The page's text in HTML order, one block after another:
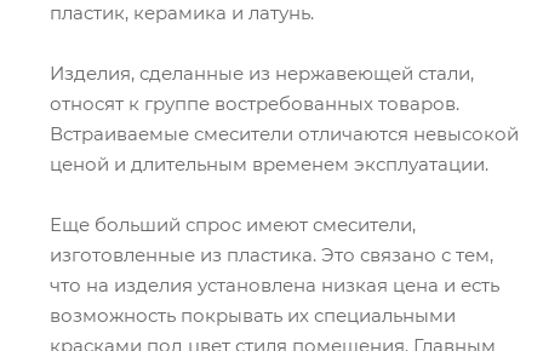
пластик, керамика и латунь.
Изделия, сделанные из нержавеющей стали,
относят к группе востребованных товаров.
Встраиваемые смесители отличаются невысокой
ценой и длительным временем эксплуатации.
Еще больший спрос имеют смесители,
изготовленные из пластика. Это связано с тем,
что на изделия установлена низкая цена и есть
возможность покрывать их специальными
красками под цвет стиля помещения. Главным